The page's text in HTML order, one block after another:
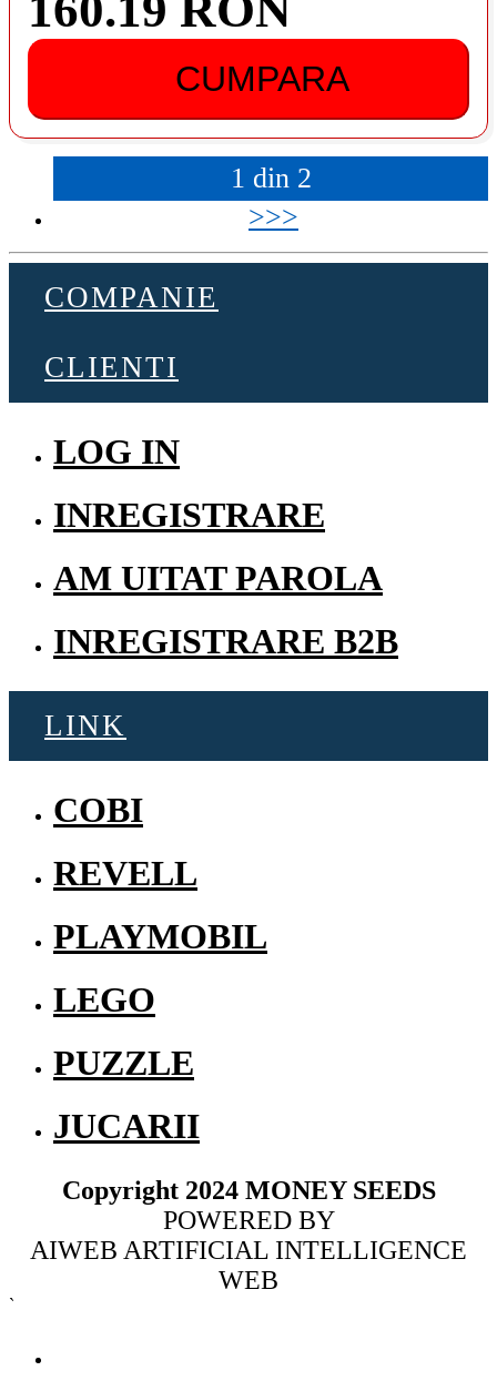
CUMPARA
1 din 2
>>>
COMPANIE
CLIENTI
LOG IN
INREGISTRARE
AM UITAT PAROLA
INREGISTRARE B2B
LINK
COBI
REVELL
PLAYMOBIL
LEGO
PUZZLE
JUCARII
Copyright 2024 MONEY SEEDS
POWERED BY
AIWEB ARTIFICIAL INTELLIGENCE
WEB
`